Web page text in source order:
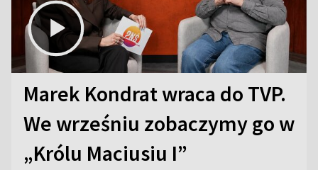
Marek Kondrat wraca do TVP.
We wrześniu zobaczymy go w
„Królu Maciusiu I”